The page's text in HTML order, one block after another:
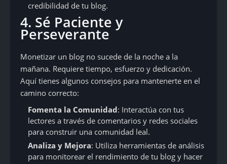
credibilidad de tu blog.
4. Sé Paciente y
Perseverante
Monetizar un blog no sucede de la noche a la
mañana. Requiere tiempo, esfuerzo y dedicación.
Aquí tienes algunos consejos para mantenerte en el
camino correcto:
Fomenta la Comunidad: Interactúa con tus
lectores a través de comentarios y redes sociales
para construir una comunidad leal.
Analiza y Mejora: Utiliza herramientas de análisis
para monitorear el rendimiento de tu blog y hacer